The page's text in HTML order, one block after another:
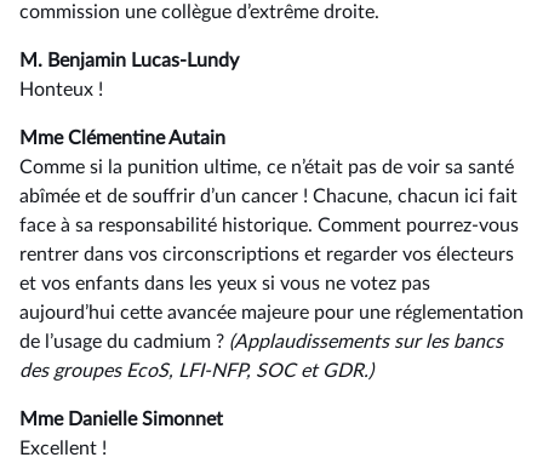
commission une collègue d’extrême droite.
M. Benjamin Lucas-Lundy
Honteux !
Mme Clémentine Autain
Comme si la punition ultime, ce n’était pas de voir sa santé
abîmée et de souffrir d’un cancer ! Chacune, chacun ici fait
face à sa responsabilité historique. Comment pourrez-vous
rentrer dans vos circonscriptions et regarder vos électeurs
et vos enfants dans les yeux si vous ne votez pas
aujourd’hui cette avancée majeure pour une réglementation
de l’usage du cadmium ? (Applaudissements sur les bancs
des groupes EcoS, LFI-NFP, SOC et GDR.)
Mme Danielle Simonnet
Excellent !